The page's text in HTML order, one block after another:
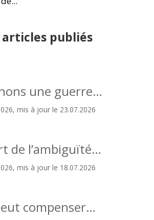
publiés
une guerre…
mis à jour le 23.07.2026
de l’ambiguïté…
mis à jour le 18.07.2026
compenser…